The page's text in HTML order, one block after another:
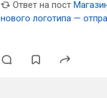
Ответ на пост
нового логотипа —